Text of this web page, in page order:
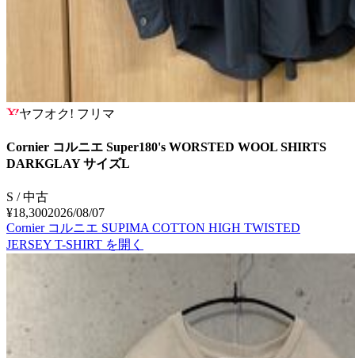
ヤフオク! フリマ
Cornier コルニエ Super180's WORSTED WOOL SHIRTS
DARKGLAY サイズL
S / 中古
¥18,3002026/08/07
Cornier コルニエ SUPIMA COTTON HIGH TWISTED
JERSEY T-SHIRT を開く